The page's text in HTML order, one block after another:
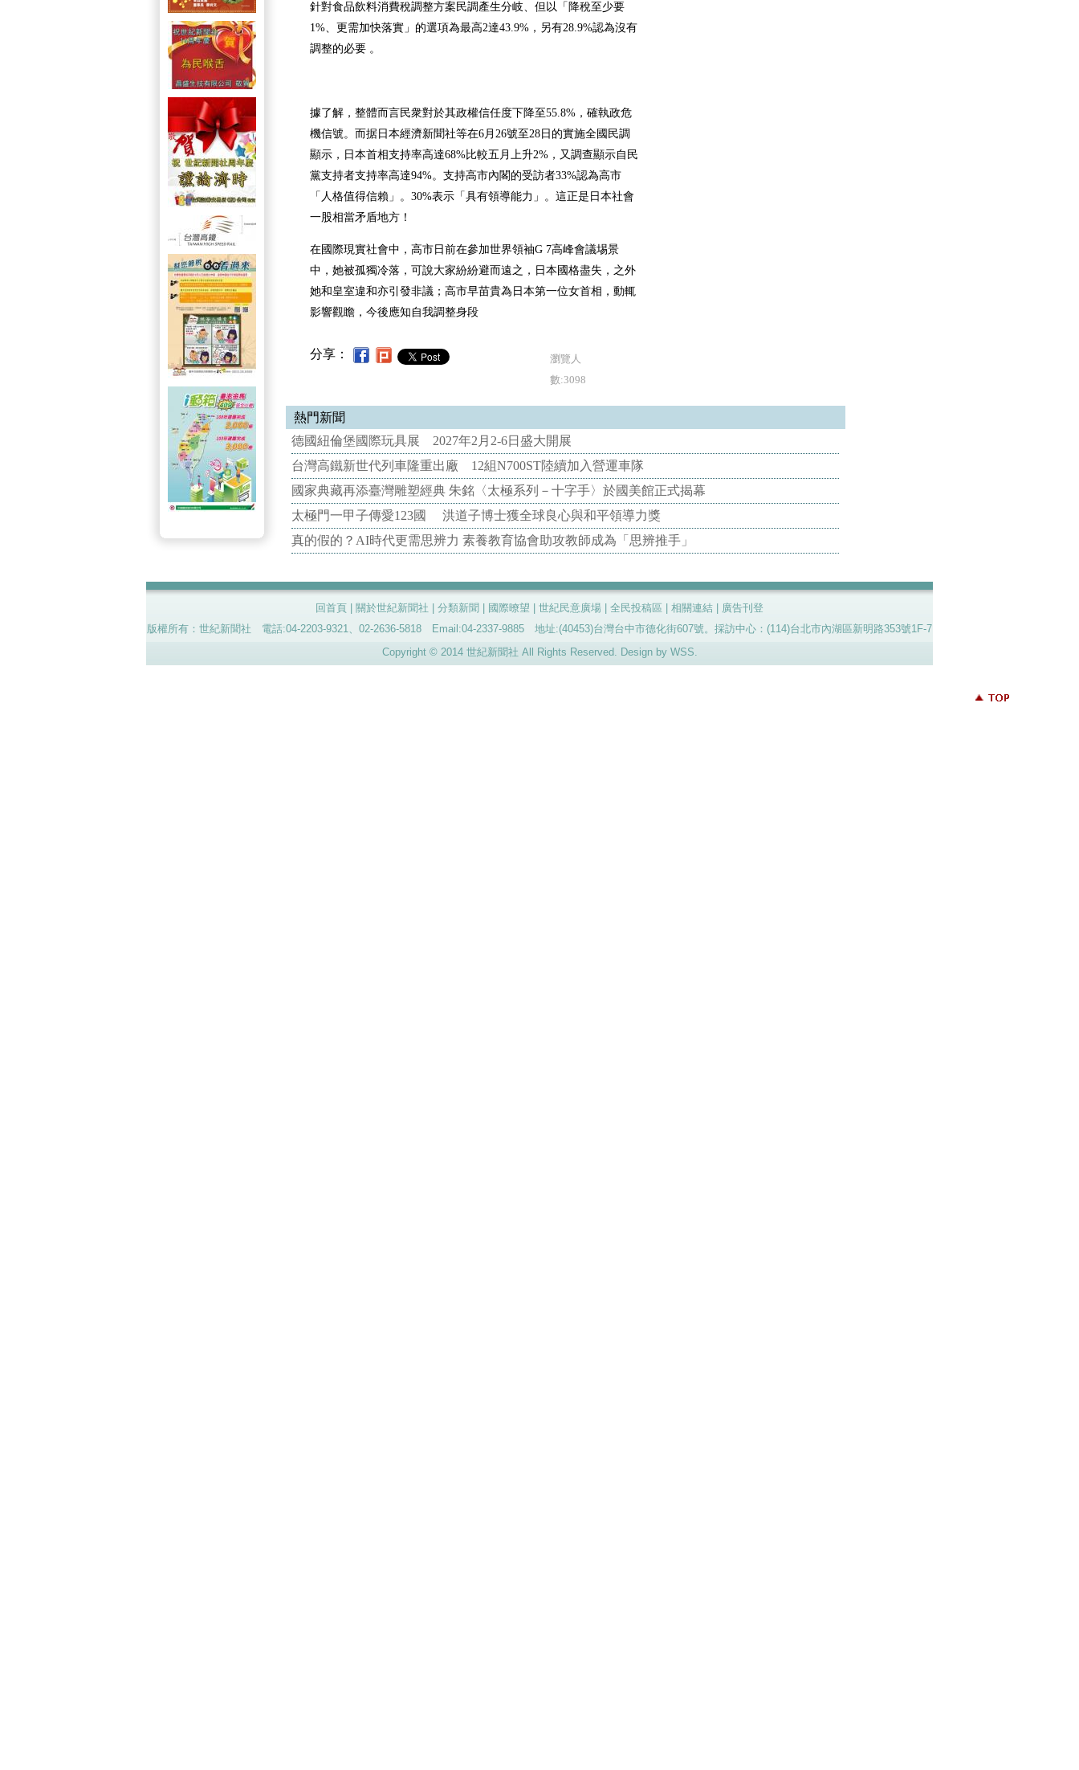
針對食品飲料消費稅調整方案民調產生分岐、但以「降稅至少要
1%、更需加快落實」的選項為最高2達43.9%，另有28.9%認為沒有
調整的必要 。
據了解，整體而言民衆對於其政權信任度下降至55.8%，確執政危
機信號。而据日本經濟新聞社等在6月26號至28日的實施全國民調
顯示，日本首相支持率高達68%比較五月上升2%，又調查顯示自民
黨支持者支持率高達94%。支持高市內閣的受訪者33%認為高市
「人格值得信賴」。30%表示「具有領導能力」。這正是日本社會
一股相當矛盾地方！
在國際現實社會中，高市日前在參加世界領袖G 7高峰會議埸景
中，她被孤獨冷落，可說大家紛紛避而遠之，日本國格盡失，之外
她和皇室違和亦引發非議；高市早苗貴為日本第一位女首相，動輒
影響觀瞻，今後應知自我調整身段
分享：
瀏覽人
數:3098
熱門新聞
德國紐倫堡國際玩具展 2027年2月2-6日盛大開展
台灣高鐵新世代列車隆重出廠 12組N700ST陸續加入營運車隊
國家典藏再添臺灣雕塑經典 朱銘〈太極系列－十字手〉於國美館正式揭幕
太極門一甲子傳愛123國 洪道子博士獲全球良心與和平領導力獎
真的假的？AI時代更需思辨力 素養教育協會助攻教師成為「思辨推手」
回首頁 關於世紀新聞社 分類新聞 國際暸望 世紀民意廣場 全民投稿區 相關連結
廣告刊登
版權所有：世紀新聞社 電話:04-2203-9321、02-2636-5818 Email:04-2337-9885 地址:(40453)台灣台中市德化街607號。採訪中心：(114)台北市內湖區新明路353號1F-7
Copyright © 2014 世紀新聞社 All Rights Reserved. Design by WSS.